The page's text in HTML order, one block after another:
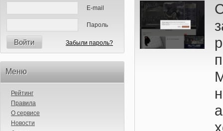
E-mail
Пароль
Войти Забыли пароль?
Меню
Рейтинг
Правила
О сервисе
Новости